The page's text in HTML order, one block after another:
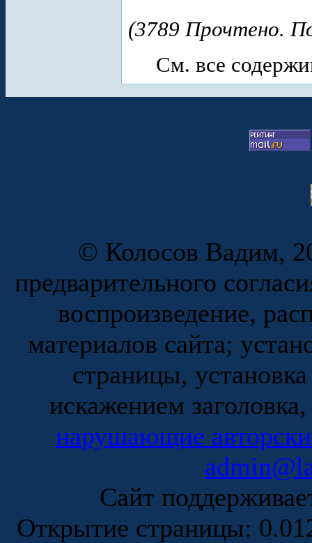
(3789 Прочтено.
См. все
© Колосов Вадим,
предварительного
воспроизведение,
материалов сайта;
страницы,
искажением
нарушающие
Сайт
Открытие страницы: